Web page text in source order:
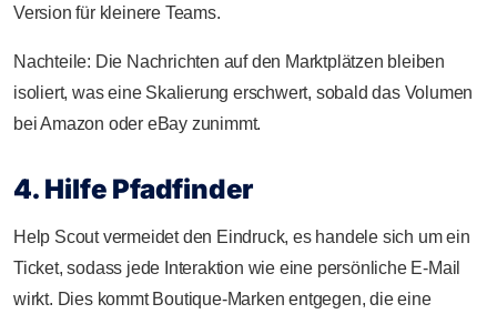
Version für kleinere Teams.
Nachteile: Die Nachrichten auf den Marktplätzen bleiben
isoliert, was eine Skalierung erschwert, sobald das Volumen
bei Amazon oder eBay zunimmt.
4. Hilfe Pfadfinder
Help Scout vermeidet den Eindruck, es handele sich um ein
Ticket, sodass jede Interaktion wie eine persönliche E-Mail
wirkt. Dies kommt Boutique-Marken entgegen, die eine